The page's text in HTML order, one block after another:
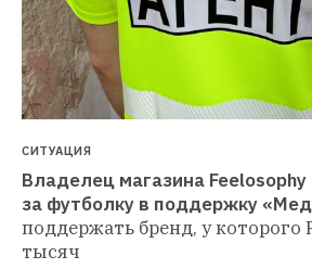
СИТУАЦИЯ
Владелец магазина
за футболку в поддержку
поддержать бренд, у которого
тысяч